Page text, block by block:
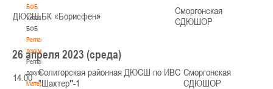
БФБ
Устав
БФБ
Регламентирующие
документы
Регламентирующие
документы
Материалы
ДЮСШ БК «Борисфен»
Сморгонская
СДЮШОР
26 апреля 2023 (среда)
14.00 Солигорская районная ДЮСШ по ИВС
"Шахтер"-1
Сморгонская
СДЮШОР